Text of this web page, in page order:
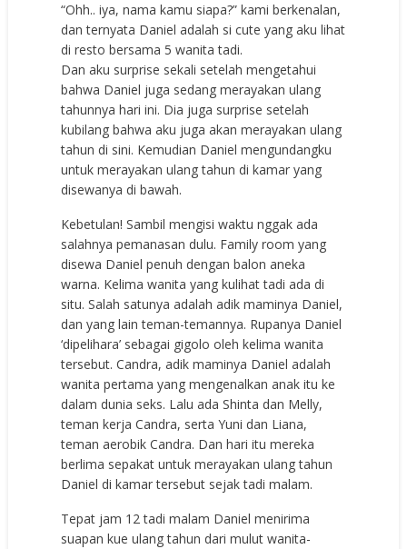
“Ohh.. iya, nama kamu siapa?” kami berkenalan,
dan ternyata Daniel adalah si cute yang aku lihat
di resto bersama 5 wanita tadi.
Dan aku surprise sekali setelah mengetahui
bahwa Daniel juga sedang merayakan ulang
tahunnya hari ini. Dia juga surprise setelah
kubilang bahwa aku juga akan merayakan ulang
tahun di sini. Kemudian Daniel mengundangku
untuk merayakan ulang tahun di kamar yang
disewanya di bawah.
Kebetulan! Sambil mengisi waktu nggak ada
salahnya pemanasan dulu. Family room yang
disewa Daniel penuh dengan balon aneka
warna. Kelima wanita yang kulihat tadi ada di
situ. Salah satunya adalah adik maminya Daniel,
dan yang lain teman-temannya. Rupanya Daniel
‘dipelihara’ sebagai gigolo oleh kelima wanita
tersebut. Candra, adik maminya Daniel adalah
wanita pertama yang mengenalkan anak itu ke
dalam dunia seks. Lalu ada Shinta dan Melly,
teman kerja Candra, serta Yuni dan Liana,
teman aerobik Candra. Dan hari itu mereka
berlima sepakat untuk merayakan ulang tahun
Daniel di kamar tersebut sejak tadi malam.
Tepat jam 12 tadi malam Daniel menirima
suapan kue ulang tahun dari mulut wanita-